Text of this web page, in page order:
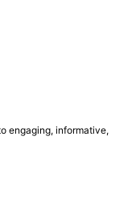
engaging, informative,